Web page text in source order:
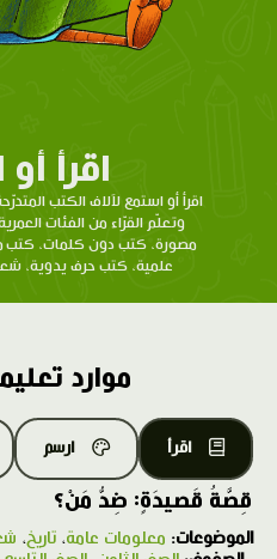
اقرأ
اقرأ أو استمع لآلاف الكتب
وتعلّم القرّاء من الفئات
مصورة، كتب دون كلمات، كتب
علمية، كتب حرف يدوية،
موارد
اقرأ ارسم
قِصَّةُ قَصيدَةٍ: ضِدُّ مَنْ؟
الموضوعات: معلومات عامة، تاريخ،